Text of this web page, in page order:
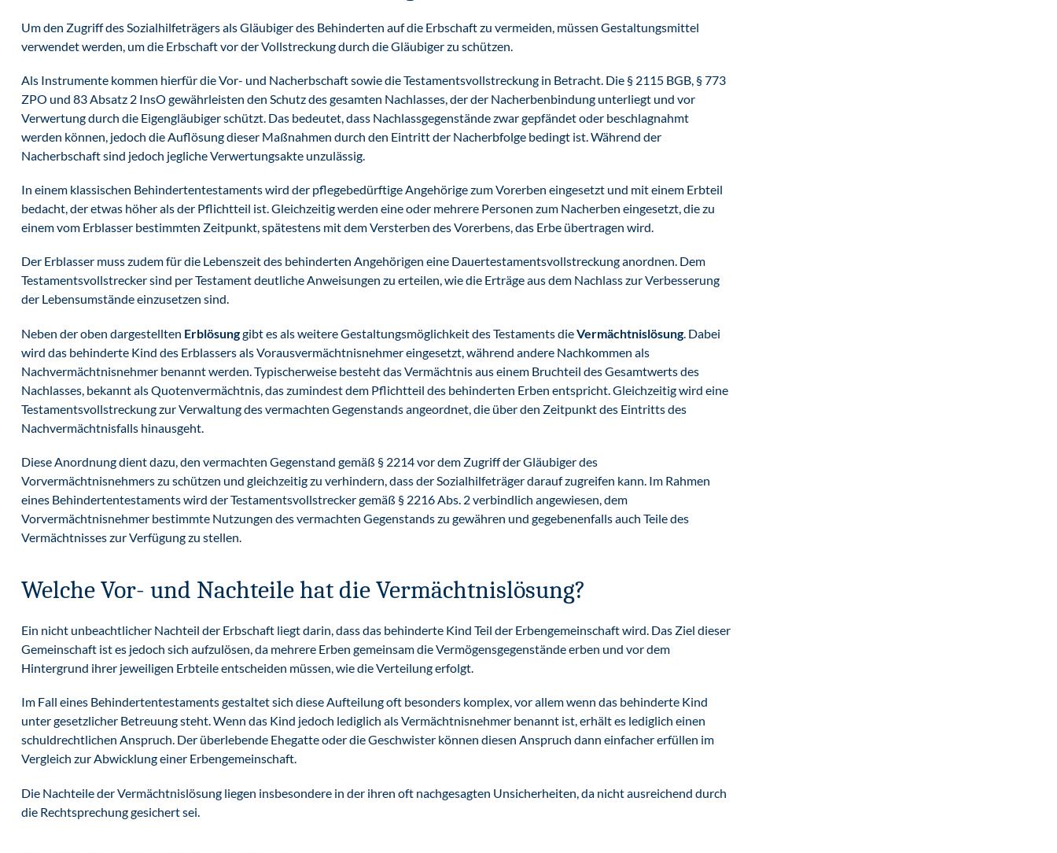
Um den Zugriff des Sozialhilfeträgers als Gläubiger des Behinderten auf die Erbschaft zu vermeiden, müssen Gestaltungsmittel
verwendet werden, um die Erbschaft vor der Vollstreckung durch die Gläubiger zu schützen.
Als Instrumente kommen hierfür die Vor- und Nacherbschaft sowie die Testamentsvollstreckung in Betracht. Die § 2115 BGB, § 773
ZPO und 83 Absatz 2 InsO gewährleisten den Schutz des gesamten Nachlasses, der der Nacherbenbindung unterliegt und vor
Verwertung durch die Eigengläubiger schützt. Das bedeutet, dass Nachlassgegenstände zwar gepfändet oder beschlagnahmt
werden können, jedoch die Auflösung dieser Maßnahmen durch den Eintritt der Nacherbfolge bedingt ist. Während der
Nacherbschaft sind jedoch jegliche Verwertungsakte unzulässig.
In einem klassischen Behindertentestaments wird der pflegebedürftige Angehörige zum Vorerben eingesetzt und mit einem Erbteil
bedacht, der etwas höher als der Pflichtteil ist. Gleichzeitig werden eine oder mehrere Personen zum Nacherben eingesetzt, die zu
einem vom Erblasser bestimmten Zeitpunkt, spätestens mit dem Versterben des Vorerbens, das Erbe übertragen wird.
Der Erblasser muss zudem für die Lebenszeit des behinderten Angehörigen eine Dauertestamentsvollstreckung anordnen. Dem
Testamentsvollstrecker sind per Testament deutliche Anweisungen zu erteilen, wie die Erträge aus dem Nachlass zur Verbesserung
der Lebensumstände einzusetzen sind.
Neben der oben dargestellten Erblösunggibt es als weitere Gestaltungsmöglichkeit des Testaments dieVermächtnislösung. Dabei
wird das behinderte Kind des Erblassers als Vorausvermächtnisnehmer eingesetzt, während andere Nachkommen als
Nachvermächtnisnehmer benannt werden. Typischerweise besteht das Vermächtnis aus einem Bruchteil des Gesamtwerts des
Nachlasses, bekannt als Quotenvermächtnis, das zumindest dem Pflichtteil des behinderten Erben entspricht. Gleichzeitig wird eine
Testamentsvollstreckung zur Verwaltung des vermachten Gegenstands angeordnet, die über den Zeitpunkt des Eintritts des
Nachvermächtnisfalls hinausgeht.
Diese Anordnung dient dazu, den vermachten Gegenstand gemäß § 2214 vor dem Zugriff der Gläubiger des
Vorvermächtnisnehmers zu schützen und gleichzeitig zu verhindern, dass der Sozialhilfeträger darauf zugreifen kann. Im Rahmen
eines Behindertentestaments wird der Testamentsvollstrecker gemäß § 2216 Abs. 2 verbindlich angewiesen, dem
Vorvermächtnisnehmer bestimmte Nutzungen des vermachten Gegenstands zu gewähren und gegebenenfalls auch Teile des
Vermächtnisses zur Verfügung zu stellen.
Welche Vor- und Nachteile hat die Vermächtnislösung?
Ein nicht unbeachtlicher Nachteil der Erbschaft liegt darin, dass das behinderte Kind Teil der Erbengemeinschaft wird. Das Ziel dieser
Gemeinschaft ist es jedoch sich aufzulösen, da mehrere Erben gemeinsam die Vermögensgegenstände erben und vor dem
Hintergrund ihrer jeweiligen Erbteile entscheiden müssen, wie die Verteilung erfolgt.
Im Fall eines Behindertentestaments gestaltet sich diese Aufteilung oft besonders komplex, vor allem wenn das behinderte Kind
unter gesetzlicher Betreuung steht. Wenn das Kind jedoch lediglich als Vermächtnisnehmer benannt ist, erhält es lediglich einen
schuldrechtlichen Anspruch. Der überlebende Ehegatte oder die Geschwister können diesen Anspruch dann einfacher erfüllen im
Vergleich zur Abwicklung einer Erbengemeinschaft.
Die Nachteile der Vermächtnislösung liegen insbesondere in der ihren oft nachgesagten Unsicherheiten, da nicht ausreichend durch
die Rechtsprechung gesichert sei.